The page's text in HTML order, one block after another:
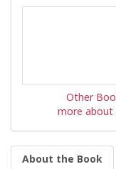
Other
more
About the Book